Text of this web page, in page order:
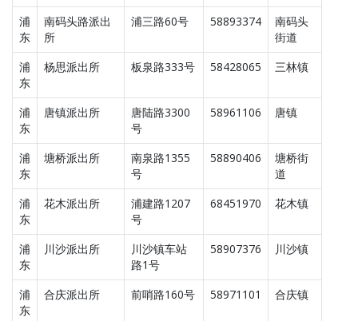
浦
东
南码头路派出
所
浦三路60号 58893374
南码头
街道
浦
东
杨思派出所 板泉路333号 58428065 三林镇
浦
东
唐镇派出所
唐陆路3300
号
58961106 唐镇
浦
东
塘桥派出所
南泉路1355
号
58890406
塘桥街
道
浦
东
花木派出所
浦建路1207
号
68451970 花木镇
浦
东
川沙派出所
川沙镇车站
路1号
58907376 川沙镇
浦
东
合庆派出所 前哨路160号 58971101 合庆镇